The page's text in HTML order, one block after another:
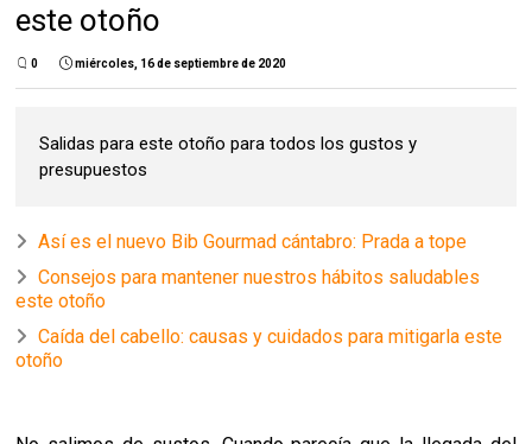
este otoño
0 miércoles, 16 de septiembre de 2020
Salidas para este otoño para todos los gustos y
presupuestos
Así es el nuevo Bib Gourmad cántabro: Prada a tope
Consejos para mantener nuestros hábitos saludables
este otoño
Caída del cabello: causas y cuidados para mitigarla este
otoño